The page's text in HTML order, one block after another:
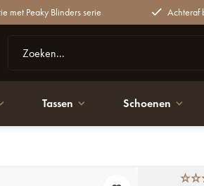
met Peaky Blinders serie Achteraf
Tassen Schoenen
& ademend